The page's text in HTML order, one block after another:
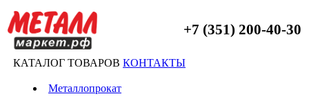
+7 (351) 200-40-30
КАТАЛОГ ТОВАРОВ КОНТАКТЫ
Металлопрокат